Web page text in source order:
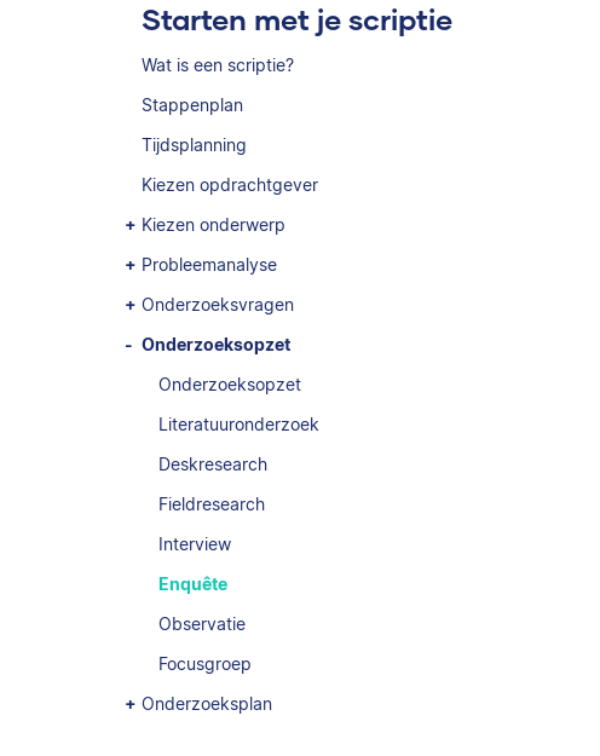
Starten met je scriptie
Wat is een scriptie?
Stappenplan
Tijdsplanning
Kiezen opdrachtgever
Kiezen onderwerp
Probleemanalyse
Onderzoeksvragen
Onderzoeksopzet
Onderzoeksopzet
Literatuuronderzoek
Deskresearch
Fieldresearch
Interview
Enquête
Observatie
Focusgroep
Onderzoeksplan